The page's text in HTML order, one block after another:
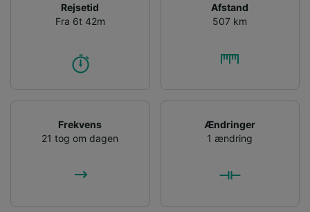
Rejsetid
Fra 6t 42m
Afstand
507 km
Frekvens
21 tog om dagen
Ændringer
1 ændring